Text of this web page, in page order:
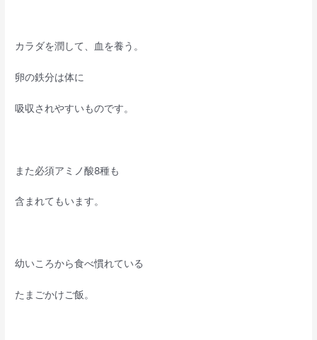
カラダを潤して、血を養う。
卵の鉄分は体に
吸収されやすいものです。
また必須アミノ酸8種も
含まれてもいます。
幼いころから食べ慣れている
たまごかけご飯。